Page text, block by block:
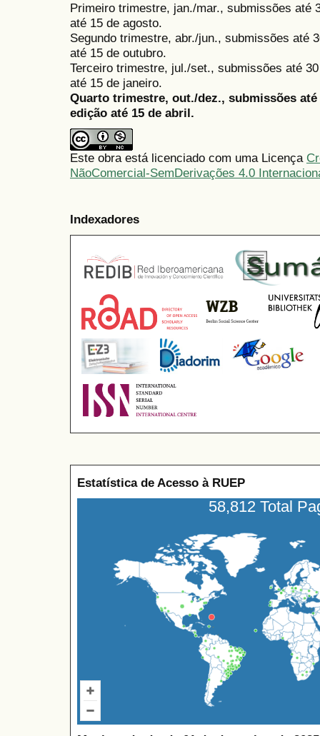
Primeiro trimestre, jan./mar., submissões até
até 15 de agosto.
Segundo trimestre, abr./jun., submissões até
até 15 de outubro.
Terceiro trimestre, jul./set., submissões até
até 15 de janeiro.
Quarto trimestre, out./dez., submissões
edição até 15 de abril.
Este obra está licenciado com uma Licença
NãoComercial-SemDerivações 4.0
Indexadores
Estatística de Acesso à RUEP
58,812 Total